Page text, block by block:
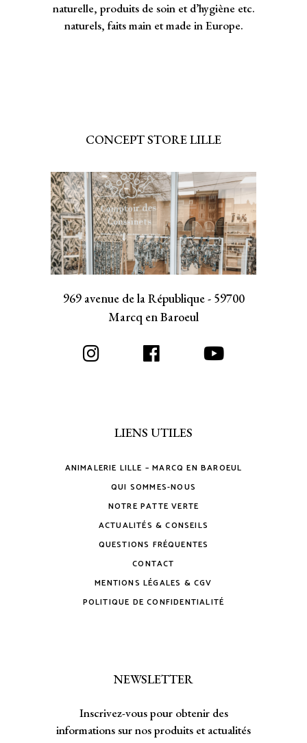
naturelle, produits de soin et d’hygiène etc.
naturels, faits main et made in Europe.
CONCEPT STORE LILLE
969 avenue de la République - 59700
Marcq en Baroeul
LIENS UTILES
ANIMALERIE LILLE – MARCQ EN BAROEUL
QUI SOMMES-NOUS
NOTRE PATTE VERTE
ACTUALITÉS & CONSEILS
QUESTIONS FRÉQUENTES
CONTACT
MENTIONS LÉGALES & CGV
POLITIQUE DE CONFIDENTIALITÉ
NEWSLETTER
Inscrivez-vous pour obtenir des
informations sur nos produits et actualités